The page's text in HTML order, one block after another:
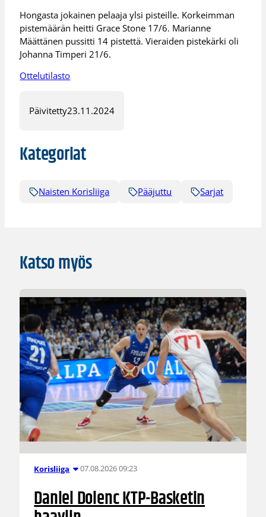
Hongasta jokainen pelaaja ylsi pisteille. Korkeimman
pistemäärän heitti Grace Stone 17/6. Marianne
Määttänen pussitti 14 pistettä. Vieraiden pistekärki oli
Johanna Timperi 21/6.
Ottelutilasto
Päivitetty23.11.2024
Kategoriat
Naisten Korisliiga Pääjuttu Sarjat
Katso myös
Korisliiga 07.08.2026 09:23
Daniel Dolenc KTP-Basketin